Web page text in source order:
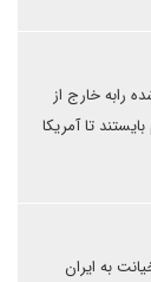
رابه خارج از
تا آمریکا
به ایران